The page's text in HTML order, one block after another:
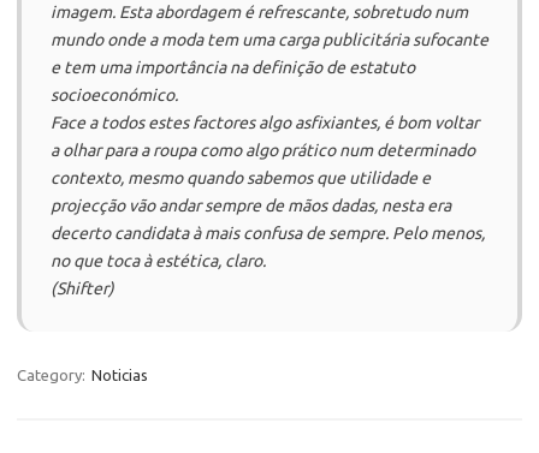
imagem. Esta abordagem é refrescante, sobretudo num
mundo onde a moda tem uma carga publicitária sufocante
e tem uma importância na definição de estatuto
socioeconómico.
Face a todos estes factores algo asfixiantes, é bom voltar
a olhar para a roupa como algo prático num determinado
contexto, mesmo quando sabemos que utilidade e
projecção vão andar sempre de mãos dadas, nesta era
decerto candidata à mais confusa de sempre. Pelo menos,
no que toca à estética, claro.
(Shifter)
Category: Noticias